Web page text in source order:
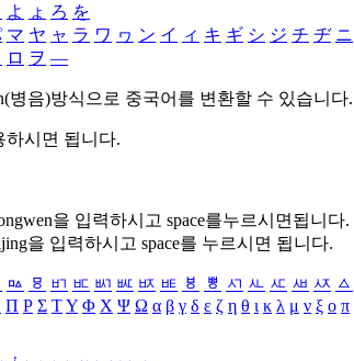
よ ょ ろ を
マ ヤ ャ ラ ワ ヮ ン イ ィ キ ギ シ ジ チ ヂ ニ
ロ ヲ ―
병음)방식으로 중국어를 변환할 수 있습니다.
하시면 됩니다.
을 입력하시고 space를누르시면됩니다.
을 입력하시고 space를 누르시면 됩니다.
ㅰ ㅱ ㅲ ㅳ ㅴ ㅵ ㅶ ㅷ ㅸ ㅹ ㅺ ㅻ ㅼ ㅽ ㅾ ㅿ
Π Ρ Σ ΤΥ Φ Χ Ψ Ω α β γ δ ε ζ η θ ι κ λ μ ν ξ ο π